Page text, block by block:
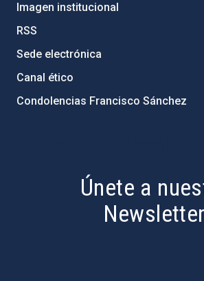
Imagen institucional
RSS
Sede electrónica
Canal ético
Condolencias Francisco Sánchez
Únete a
Newsletter